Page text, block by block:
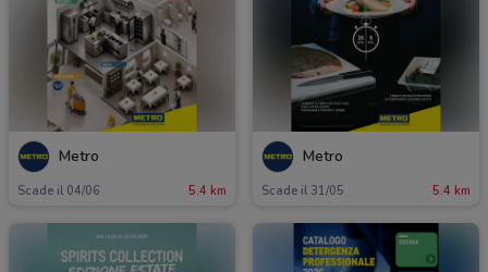
Metro
Scade il 04/06 5.4 km
Metro
Scade il 31/05 5.4 km